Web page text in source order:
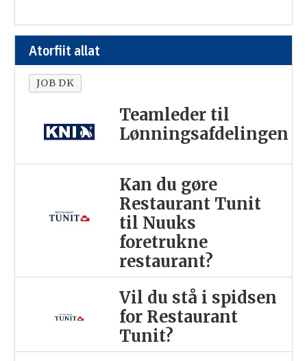
Atorfiit allat
JOB DK
Teamleder til
Lønningsafdelingen
Kan du gøre
Restaurant Tunit
til Nuuks
foretrukne
restaurant?
Vil du stå i spidsen
for Restaurant
Tunit?